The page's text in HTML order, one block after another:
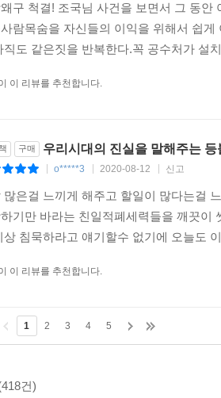
구 척결! 조국님 사건을 보면서 그 동
람목숨을 자신들의 이익을 위해서 쉽
직도 같은짓을 반복한다.꼭 공수처가 설
이 리뷰를 추천합니다.
구매 우리시대의 진실을 말해주는 등
o*****3 2020-08-12 신고
많은걸 느끼게 해주고 할일이 많다는걸
기만 바라는 친일적폐세력들을 깨끗이
상 침묵하라고 얘기할수 없기에 오늘도
이 리뷰를 추천합니다.
1 2 3 4 5
건)